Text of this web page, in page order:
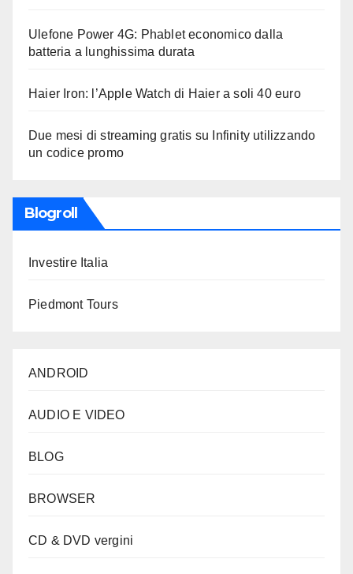
Ulefone Power 4G: Phablet economico dalla
batteria a lunghissima durata
Haier Iron: l’Apple Watch di Haier a soli 40 euro
Due mesi di streaming gratis su Infinity utilizzando
un codice promo
Blogroll
Investire Italia
Piedmont Tours
ANDROID
AUDIO E VIDEO
BLOG
BROWSER
CD & DVD vergini